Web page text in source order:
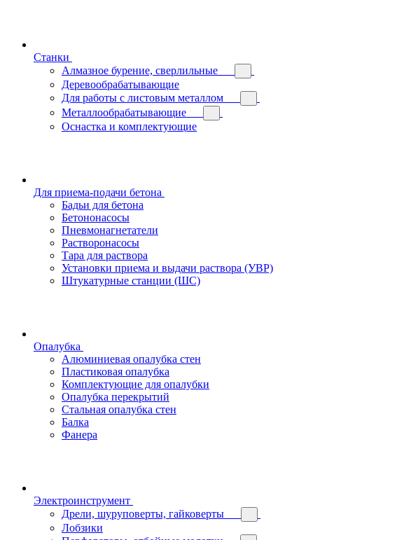
Станки
Алмазное бурение, сверлильные
Деревообрабатывающие
Для работы с листовым металлом
Металлообрабатывающие
Оснастка и комплектующие
Для приема-подачи бетона
Бадьи для бетона
Бетононасосы
Пневмонагнетатели
Растворонасосы
Тара для раствора
Установки приема и выдачи раствора (УВР)
Штукатурные станции (ШС)
Опалубка
Алюминиевая опалубка стен
Пластиковая опалубка
Комплектующие для опалубки
Опалубка перекрытий
Стальная опалубка стен
Балка
Фанера
Электроинструмент
Дрели, шуруповерты, гайковерты
Лобзики